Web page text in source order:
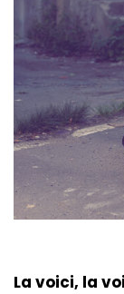
La voici, la